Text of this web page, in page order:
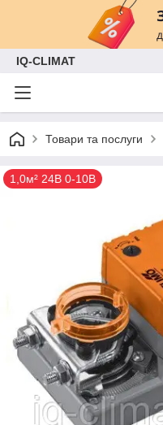
IQ-CLIMAT
Товари та послуги
1,0м² 24В 0-10В